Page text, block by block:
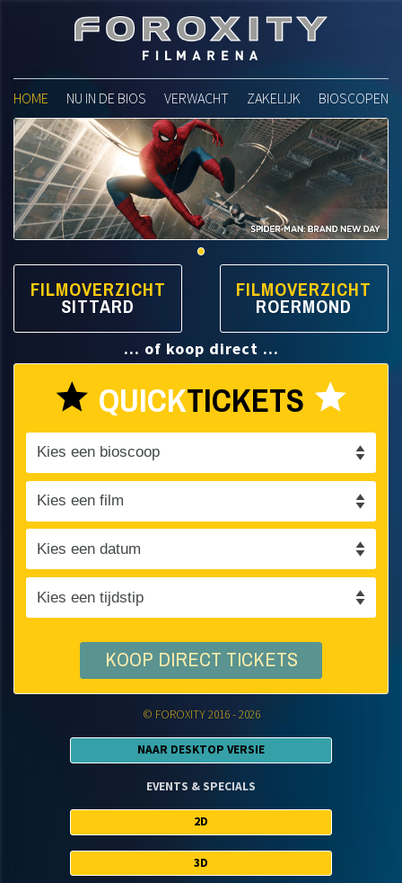
Foroxity Filmarena
HOME NU IN DE BIOS VERWACHT ZAKELIJK BIOSCOPEN
FILMOVERZICHT
SITTARD FILMOVERZICHT
ROERMOND
... of koop direct ...
star QUICKTICKETS star
KOOP DIRECT TICKETS
© FOROXITY 2016 - 2026
NAAR DESKTOP VERSIE
EVENTS & SPECIALS
2D
3D